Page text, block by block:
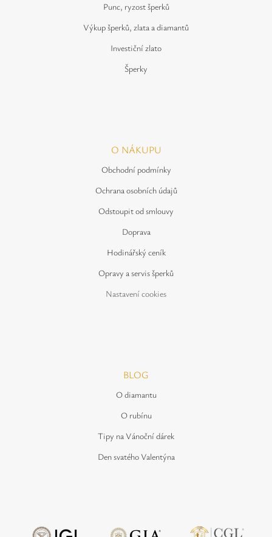
Punc, ryzost šperků
Výkup šperků, zlata a diamantů
Investiční zlato
Šperky
O NÁKUPU
Obchodní podmínky
Ochrana osobních údajů
Odstoupit od smlouvy
Doprava
Hodinářský ceník
Opravy a servis šperků
Nastavení cookies
BLOG
O diamantu
O rubínu
Tipy na Vánoční dárek
Den svatého Valentýna